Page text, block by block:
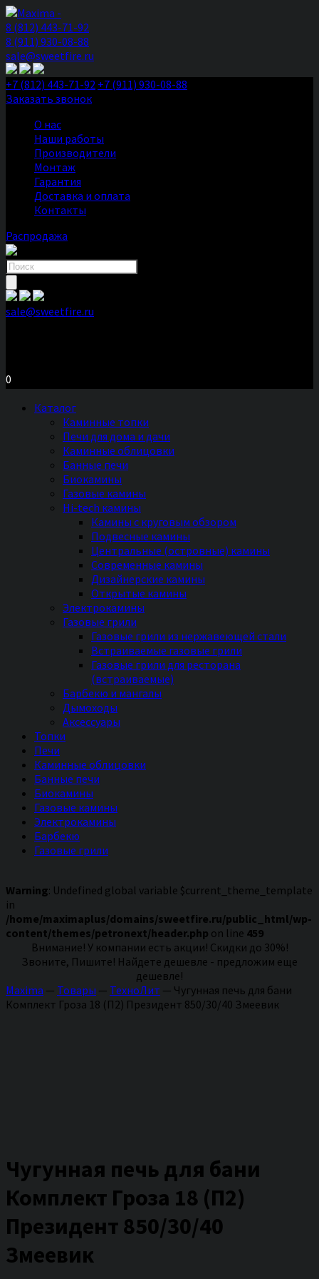
8 (812) 443-71-92
8 (911) 930-08-88
sale@sweetfire.ru
+7 (812) 443-71-92 +7 (911) 930-08-88
Заказать звонок
О нас
Наши работы
Производители
Монтаж
Гарантия
Доставка и оплата
Контакты
Распродажа
Поиск
товаров
sale@sweetfire.ru
0
Каталог
Каминные топки
Печи для дома и дачи
Каминные облицовки
Банные печи
Биокамины
Газовые камины
Hi-tech камины
Камины с круговым обзором
Подвесные камины
Центральные (островные) камины
Современные камины
Дизайнерские камины
Открытые камины
Электрокамины
Газовые грили
Газовые грили из нержавеющей стали
Встраиваемые газовые грили
Газовые грили для ресторана
(встраиваемые)
Барбекю и мангалы
Дымоходы
Аксессуары
Топки
Печи
Каминные облицовки
Банные печи
Биокамины
Газовые камины
Электрокамины
Барбекю
Газовые грили
Warning: Undefined global variable $current_theme_template
in
/home/maximaplus/domains/sweetfire.ru/public_html/wp-
content/themes/petronext/header.php on line 459
Внимание! У компании есть акции! Скидки до 30%!
Звоните, Пишите! Найдете дешевле - предложим еще
дешевле!
Maxima — Товары — ТехноЛит — Чугунная печь для бани
Комплект Гроза 18 (П2) Президент 850/30/40 Змеевик
Чугунная печь для бани
Комплект Гроза 18 (П2)
Президент 850/30/40
Змеевик